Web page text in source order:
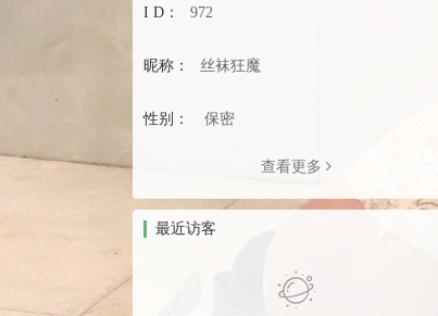
I D： 972
昵称： 丝袜狂魔
性别： 保密
查看更多
最近访客